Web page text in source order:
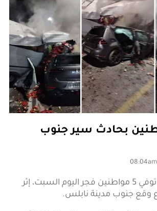
5 مواطنين بحادث سير جنوب
(شبكة أجيال)- توفي 5 مواطنين فجر اليوم السبت، إثر
وقع جنوب مدينة نابلس.